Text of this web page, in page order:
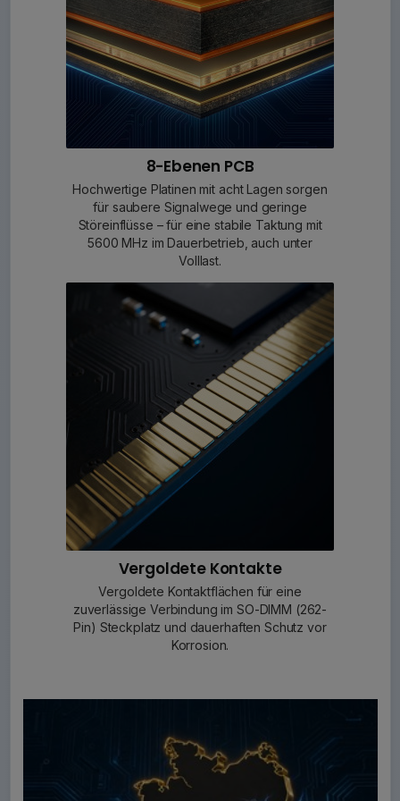
8-Ebenen PCB
Hochwertige Platinen mit acht Lagen sorgen
für saubere Signalwege und geringe
Störeinflüsse – für eine stabile Taktung mit
5600 MHz im Dauerbetrieb, auch unter
Volllast.
Vergoldete Kontakte
Vergoldete Kontaktflächen für eine
zuverlässige Verbindung im SO-DIMM (262-
Pin) Steckplatz und dauerhaften Schutz vor
Korrosion.